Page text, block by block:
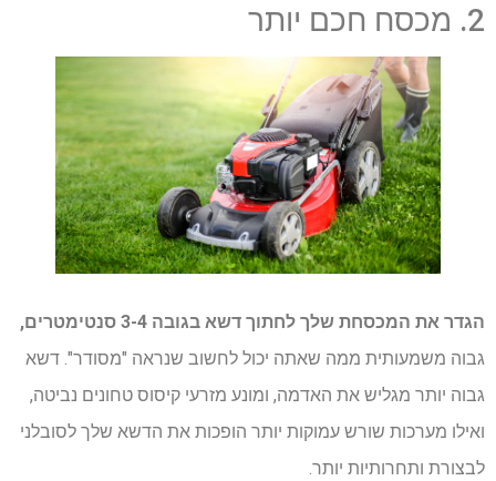
2. מכסח חכם יותר
הגדר את המכסחת שלך לחתוך דשא בגובה 3-4 סנטימטרים,
גבוה משמעותית ממה שאתה יכול לחשוב שנראה "מסודר". דשא
גבוה יותר מגליש את האדמה, ומונע מזרעי קיסוס טחונים נביטה,
ואילו מערכות שורש עמוקות יותר הופכות את הדשא שלך לסובלני
לבצורת ותחרותיות יותר.